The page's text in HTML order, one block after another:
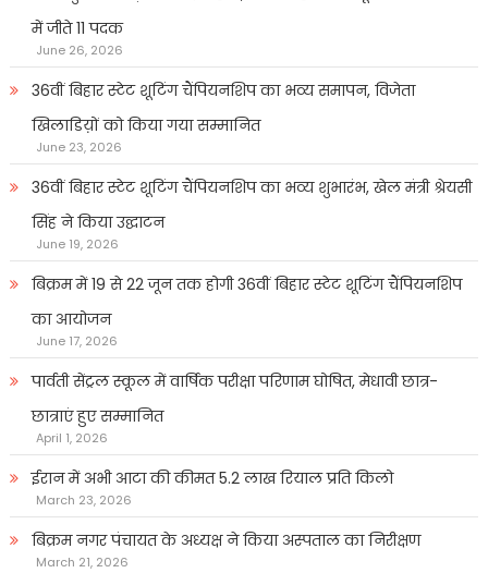
में जीते 11 पदक
June 26, 2026
36वीं बिहार स्टेट शूटिंग चैंपियनशिप का भव्य समापन, विजेता
खिलाडिय़ों को किया गया सम्मानित
June 23, 2026
36वीं बिहार स्टेट शूटिंग चैंपियनशिप का भव्य शुभारंभ, खेल मंत्री श्रेयसी
सिंह ने किया उद्घाटन
June 19, 2026
बिक्रम में 19 से 22 जून तक होगी 36वीं बिहार स्टेट शूटिंग चैंपियनशिप
का आयोजन
June 17, 2026
पार्वती सेंट्रल स्कूल में वार्षिक परीक्षा परिणाम घोषित, मेधावी छात्र-
छात्राएं हुए सम्मानित
April 1, 2026
ईरान में अभी आटा की कीमत 5.2 लाख रियाल प्रति किलो
March 23, 2026
बिक्रम नगर पंचायत के अध्यक्ष ने किया अस्पताल का निरीक्षण
March 21, 2026